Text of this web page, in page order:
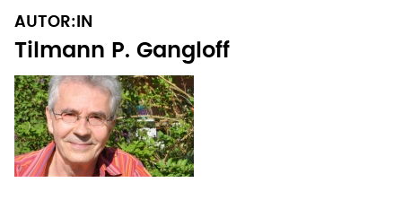
AUTOR:IN
Tilmann P. Gangloff